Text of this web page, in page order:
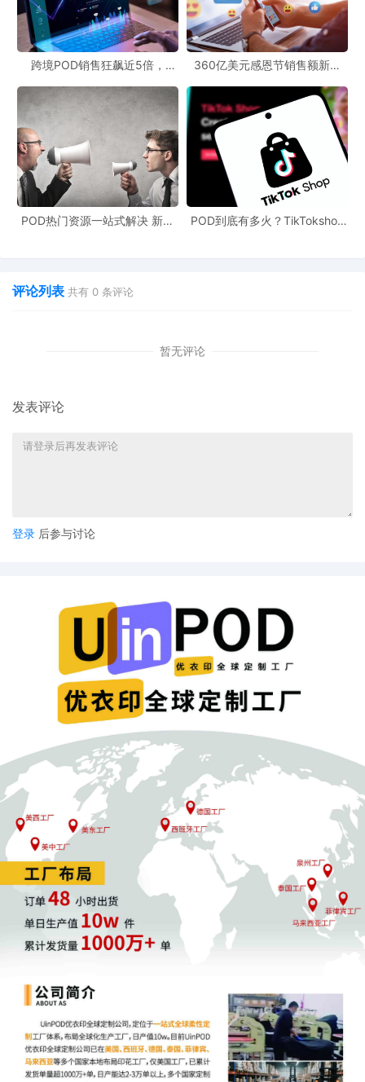
跨境POD销售狂飙近5倍，
360亿美元感恩节销售额新纪
新风潮！
POD热门资源一站式解决 新手
POD到底有多火？TikTokshop
评论列表 共有 0 条评论
暂无评论
发表评论
登录 后参与讨论